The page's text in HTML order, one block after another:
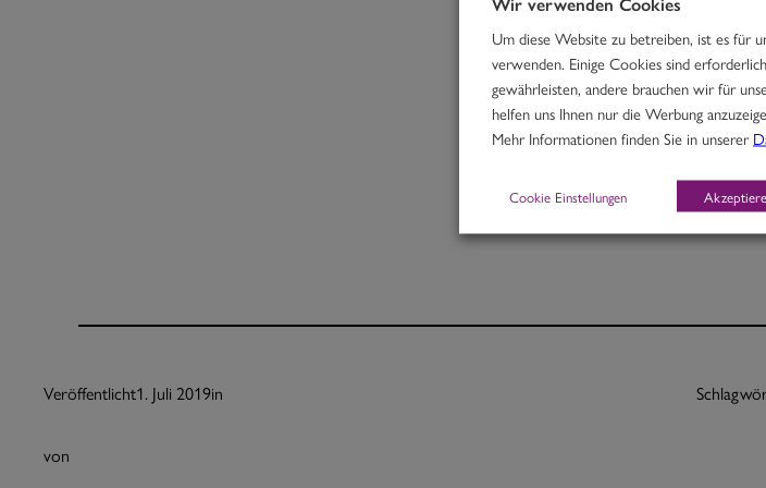
Rindfleisch mit Linsen und
M, O
Portion
Veröffentlicht1. Juli 2019in
von
Um diese Website zu betreiben, ist es für
verwenden. Einige Cookies sind
gewährleisten, andere brauchen wir für
helfen uns Ihnen nur die Werbung
Mehr Informationen finden Sie in unserer
Cookie Einstellungen